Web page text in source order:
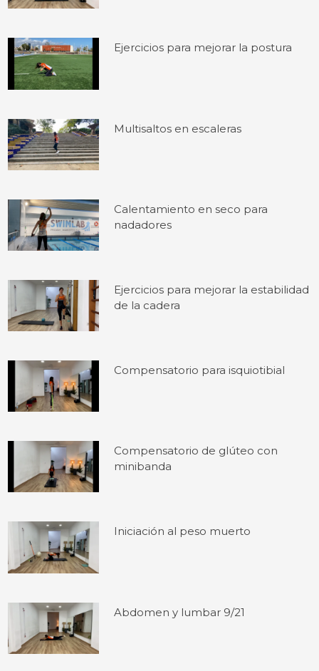
Ejercicios para mejorar la postura
Multisaltos en escaleras
Calentamiento en seco para
nadadores
Ejercicios para mejorar la estabilidad
de la cadera
Compensatorio para isquiotibial
Compensatorio de glúteo con
minibanda
Iniciación al peso muerto
Abdomen y lumbar 9/21